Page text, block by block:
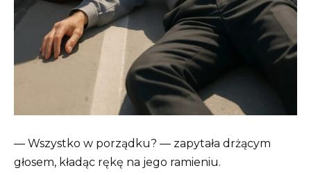
— Wszystko w porządku? — zapytała drżącym
głosem, kładąc rękę na jego ramieniu.